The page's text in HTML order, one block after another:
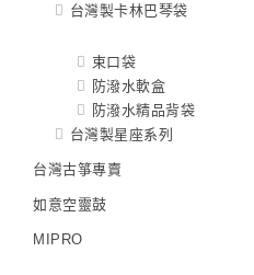
台灣製卡林巴琴袋
束口袋
防潑水軟盒
防潑水精品背袋
台灣製星座系列
台灣古箏專賣
如意空靈鼓
MIPRO